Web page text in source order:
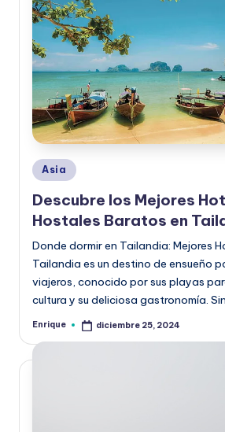
Publicado
en
Asia
Descubre los Mejores
Hostales Baratos en
Donde dormir en Tailandia: Mejores
Tailandia es un destino de ensueño
viajeros, conocido por sus playas
cultura y su deliciosa gastronomía.
Publicado
Enrique diciembre 25, 2024